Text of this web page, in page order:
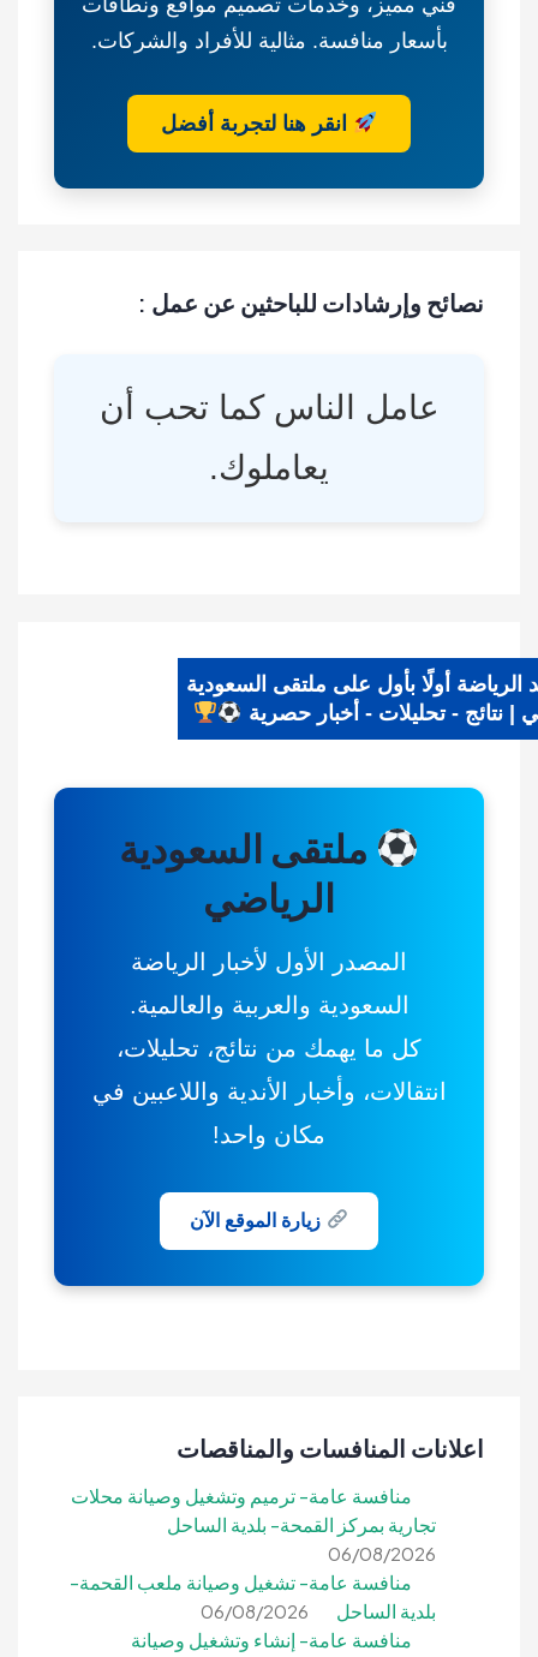
بأسعار منافسة. مثالية للأفراد والشركات.
انقر هنا لتجربة أفضل
نصائح وإرشادات للباحثين عن عمل :
عامل الناس كما تحب أن
يعاملوك.
الرياضة أولًا بأول على ملتقى السعودية
| نتائج - تحليلات - أخبار حصرية
ملتقى السعودية
الرياضي
المصدر الأول لأخبار الرياضة
السعودية والعربية والعالمية.
كل ما يهمك من نتائج، تحليلات،
انتقالات، وأخبار الأندية واللاعبين في
مكان واحد!
زيارة الموقع الآن
اعلانات المنافسات والمناقصات
منافسة عامة- ترميم وتشغيل وصيانة محلات
تجارية بمركز القمحة- بلدية الساحل
06/08/2026
منافسة عامة- تشغيل وصيانة ملعب القحمة-
بلدية الساحل
06/08/2026
منافسة عامة- إنشاء وتشغيل وصيانة